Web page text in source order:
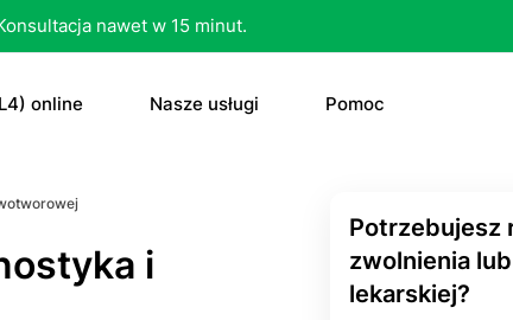
nawet w 15 minut.
online Nasze usługi
Konsultacja lekarska
Pomoc
i
Potrzebujesz
zwolnienia
lekarskiej?